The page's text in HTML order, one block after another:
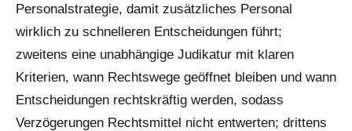
Personalstrategie, damit zusätzliches Personal
wirklich zu schnelleren Entscheidungen führt;
zweitens eine unabhängige Judikatur mit klaren
Kriterien, wann Rechtswege geöffnet bleiben und wann
Entscheidungen rechtskräftig werden, sodass
Verzögerungen Rechtsmittel nicht entwerten; drittens